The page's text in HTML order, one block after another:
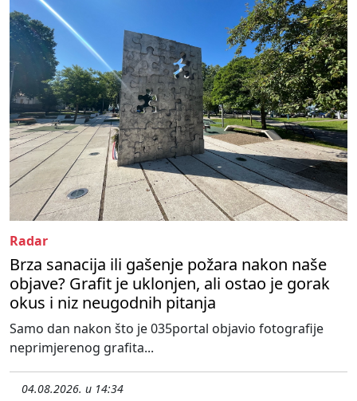
Radar
Brza sanacija ili gašenje požara nakon naše
objave? Grafit je uklonjen, ali ostao je gorak
okus i niz neugodnih pitanja
Samo dan nakon što je 035portal objavio fotografije
neprimjerenog grafita...
04.08.2026. u 14:34